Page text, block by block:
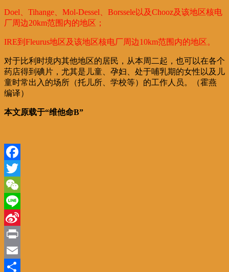
Doel、Tihange、Mol-Dessel、Borssele以及Chooz及该地区核电
厂周边20km范围内的地区；
IRE到Fleurus地区及该地区核电厂周边10km范围内的地区。
对于比利时境内其他地区的居民，从本周二起，也可以在各个
药店得到碘片，尤其是儿童、孕妇、处于哺乳期的女性以及儿
童时常出入的场所（托儿所、学校等）的工作人员。（霍燕
编译）
本文原载于“维他命B”
Facebook
Twitter
WeChat
Line
Sina
Weibo
Print
Email